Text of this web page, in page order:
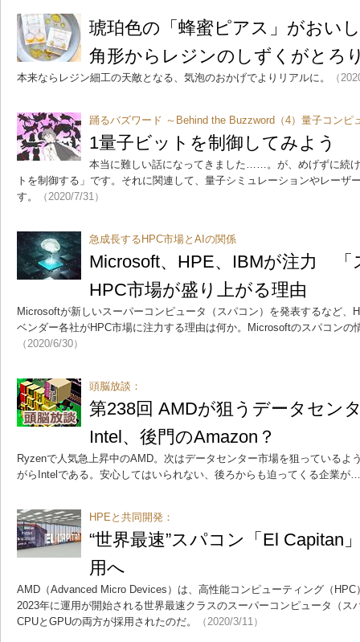
琥珀色の「蜂蜜ピアス」がおい
角形からレジンのしずくがとろ
本来ならレジン細工の天敵となる、気泡のおかげでよりリアルに。 （
踊るバズワード ～Behind the Buzzword（4）量子コンピ
1量子ビットを制御してみよう
本当に難しい話になってきました……。が、めげずに続
トを制御する」です。それに関連して、量子シミュレーションやレーザ
す。
（2020/7/31）
急成長するHPC市場とAIの関係
Microsoft、HPE、IBMが注力 「
HPC市場が盛り上がる理由
Microsoftが新しいスーパーコンピュータ（スパコン）を発表するなど、
ベンダー各社がHPC市場に注力する理由は何か。Microsoftのスパコンの
（2020/6/30）
頭脳放談：
第238回 AMDが狙うデータセン
Intel、後門のAmazon？
Ryzenで人気急上昇中のAMD。次はデータセンター市場を狙っているよ
がらIntelである。安心してはいられない、後ろからも迫ってくる企業
HPEと共同開発：
“世界最速”スパコン「El Capitan
用へ
AMD（Advanced Micro Devices）は、高性能コンピューティング（
2023年に運用が開始される世界最速クラスのスーパーコンピュータ（ス
CPUとGPUの両方が採用されたのだ。
（2020/3/11）